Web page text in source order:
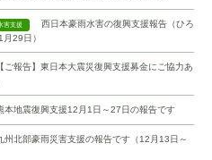
害支援
西日本豪雨水害の復興支援報告（ひろ
29日）
【ご報告】東日本大震災復興支援募金にご協力あ
本地震復興支援12月1日～27日の報告です
州北部豪雨災害支援の報告です（12月13日～